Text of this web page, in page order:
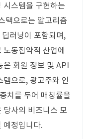
시스템을 구현하는
택으로는 알고리즘
러닝이 포함되며,
동집약적 산업에
은 회원 정보 및 API
으로, 광고주와 인
치를 두어 매칭률을
당사의 비즈니스 모
예정입니다.